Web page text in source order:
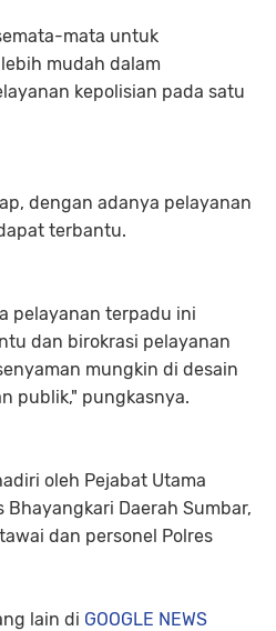
mata untuk
mudah dalam
kepolisian pada satu
dengan adanya pelayanan
terbantu.
pelayanan terpadu ini
dan birokrasi pelayanan
mungkin di desain
publik," pungkasnya.
oleh Pejabat Utama
Bhayangkari Daerah Sumbar,
dan personel Polres
lain di GOOGLE NEWS